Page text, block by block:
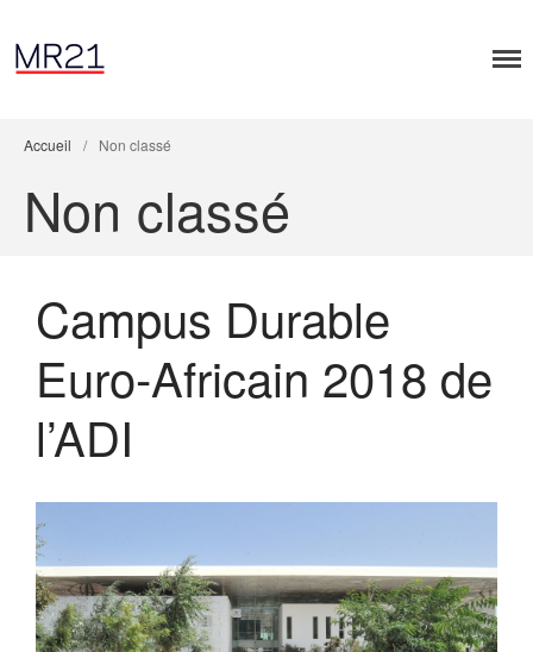
Dialogues MR21
Entreprise & Démocratie
Entreprise & droits humains
Entreprise & environnement
Rapport MR21 : Quand la
transformation durable des
entreprises devient l’affaire des
salariés
Accueil / Non classé
Non classé
Campus Durable
Euro-Africain 2018 de
l’ADI